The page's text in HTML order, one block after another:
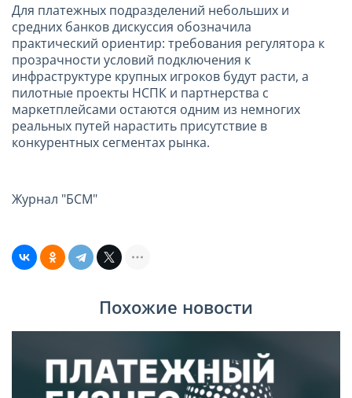
Для платежных подразделений небольших и
средних банков дискуссия обозначила
практический ориентир: требования регулятора к
прозрачности условий подключения к
инфраструктуре крупных игроков будут расти, а
пилотные проекты НСПК и партнерства с
маркетплейсами остаются одним из немногих
реальных путей нарастить присутствие в
конкурентных сегментах рынка.
Журнал "БСМ"
Похожие новости